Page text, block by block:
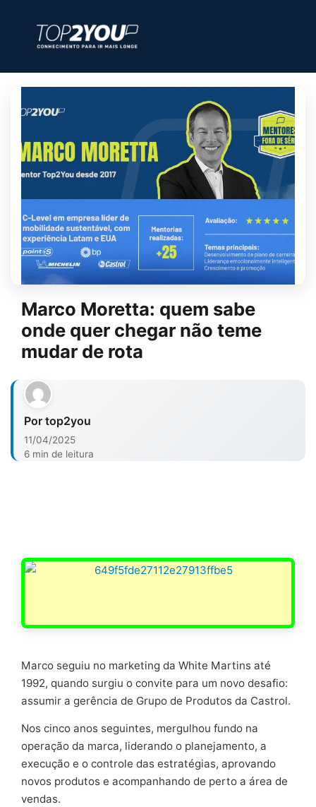
Marco Moretta: quem sabe
onde quer chegar não teme
mudar de rota
Por top2you
11/04/2025
6 min de leitura
Marco seguiu no marketing da White Martins até
1992, quando surgiu o convite para um novo desafio:
assumir a gerência de Grupo de Produtos da Castrol.
Nos cinco anos seguintes, mergulhou fundo na
operação da marca, liderando o planejamento, a
execução e o controle das estratégias, aprovando
novos produtos e acompanhando de perto a área de
vendas.